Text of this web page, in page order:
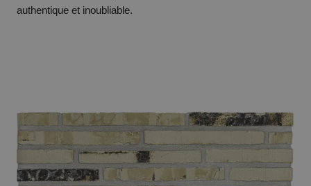
authentique et inoubliable.